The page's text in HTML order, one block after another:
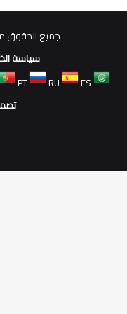
جميع الحقوق
سياسة
PT RU
ES